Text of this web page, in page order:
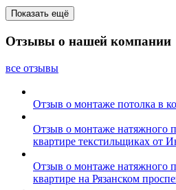
Показать ещё
Отзывы о нашей компании
все отзывы
Отзыв о монтаже потолка в
Отзыв о монтаже натяжного
квартире текстильщиках от
Отзыв о монтаже натяжного
квартире на Рязанском